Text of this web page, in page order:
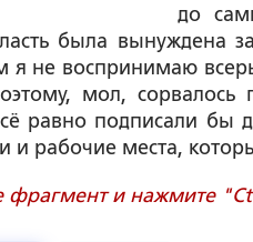
до
была вынуждена
я не воспринимаю
мол,
равно подписали бы
и рабочие места,
фрагмент и нажмите